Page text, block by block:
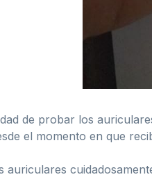
de probar los
el momento en que
auriculares